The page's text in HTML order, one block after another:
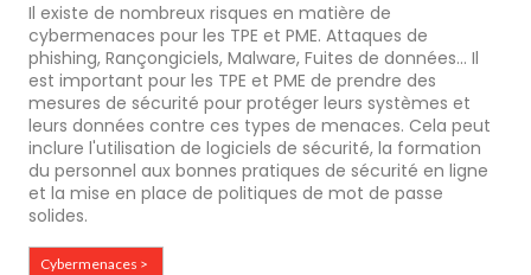
Il existe de nombreux risques en matière de
cybermenaces pour les TPE et PME. Attaques de
phishing, Rançongiciels, Malware, Fuites de données... Il
est important pour les TPE et PME de prendre des
mesures de sécurité pour protéger leurs systèmes et
leurs données contre ces types de menaces. Cela peut
inclure l'utilisation de logiciels de sécurité, la formation
du personnel aux bonnes pratiques de sécurité en ligne
et la mise en place de politiques de mot de passe
solides.
Cybermenaces >